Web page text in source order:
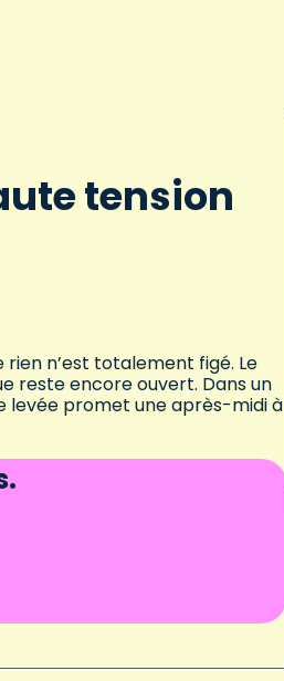
tension
rien n’est totalement figé. Le
reste encore ouvert. Dans un
levée promet une après-midi à